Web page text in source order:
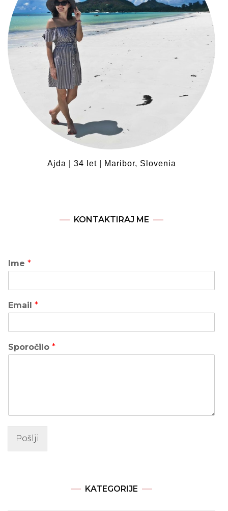
Ajda | 34 let | Maribor, Slovenia
KONTAKTIRAJ ME
Ime *
Email *
Sporočilo *
Pošlji
KATEGORIJE